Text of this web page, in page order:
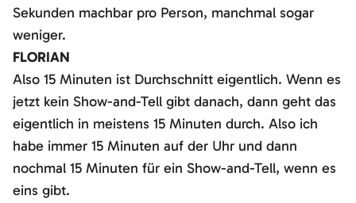
Sekunden machbar pro Person, manchmal sogar
weniger.
FLORIAN
Also 15 Minuten ist Durchschnitt eigentlich. Wenn es
jetzt kein Show-and-Tell gibt danach, dann geht das
eigentlich in meistens 15 Minuten durch. Also ich
habe immer 15 Minuten auf der Uhr und dann
nochmal 15 Minuten für ein Show-and-Tell, wenn es
eins gibt.